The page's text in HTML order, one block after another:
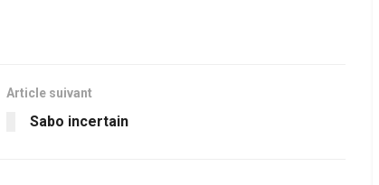
Article suivant
Sabo incertain